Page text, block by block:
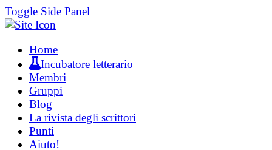
Toggle Side Panel
Home
Incubatore letterario
Membri
Gruppi
Blog
La rivista degli scrittori
Punti
Aiuto!